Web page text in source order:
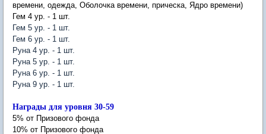
времени, одежда, Оболочка времени, прическа, Ядро времени)
Гем 4 ур. - 1 шт.
Гем 5 ур. - 1 шт.
Гем 6 ур. - 1 шт.
Руна 4 ур. - 1 шт.
Руна 5 ур. - 1 шт.
Руна 6 ур. - 1 шт.
Руна 9 ур. - 1 шт.
Награды для уровня 30-59
5% от Призового фонда
10% от Призового фонда